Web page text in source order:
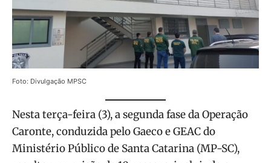
Foto: Divulgação MPSC
Nesta terça-feira (3), a segunda fase da Operação
Caronte, conduzida pelo Gaeco e GEAC do
Ministério Público de Santa Catarina (MP-SC),